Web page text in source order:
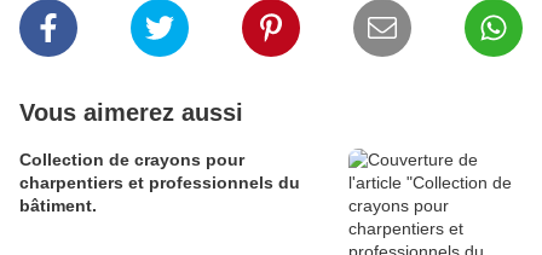
Vous aimerez aussi
Collection de crayons pour
charpentiers et professionnels du
bâtiment.